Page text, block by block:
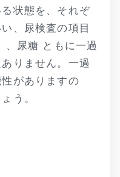
状態を、それぞ
、尿検査の項目
、尿糖 ともに一過
りません。一過
がありますの
う。